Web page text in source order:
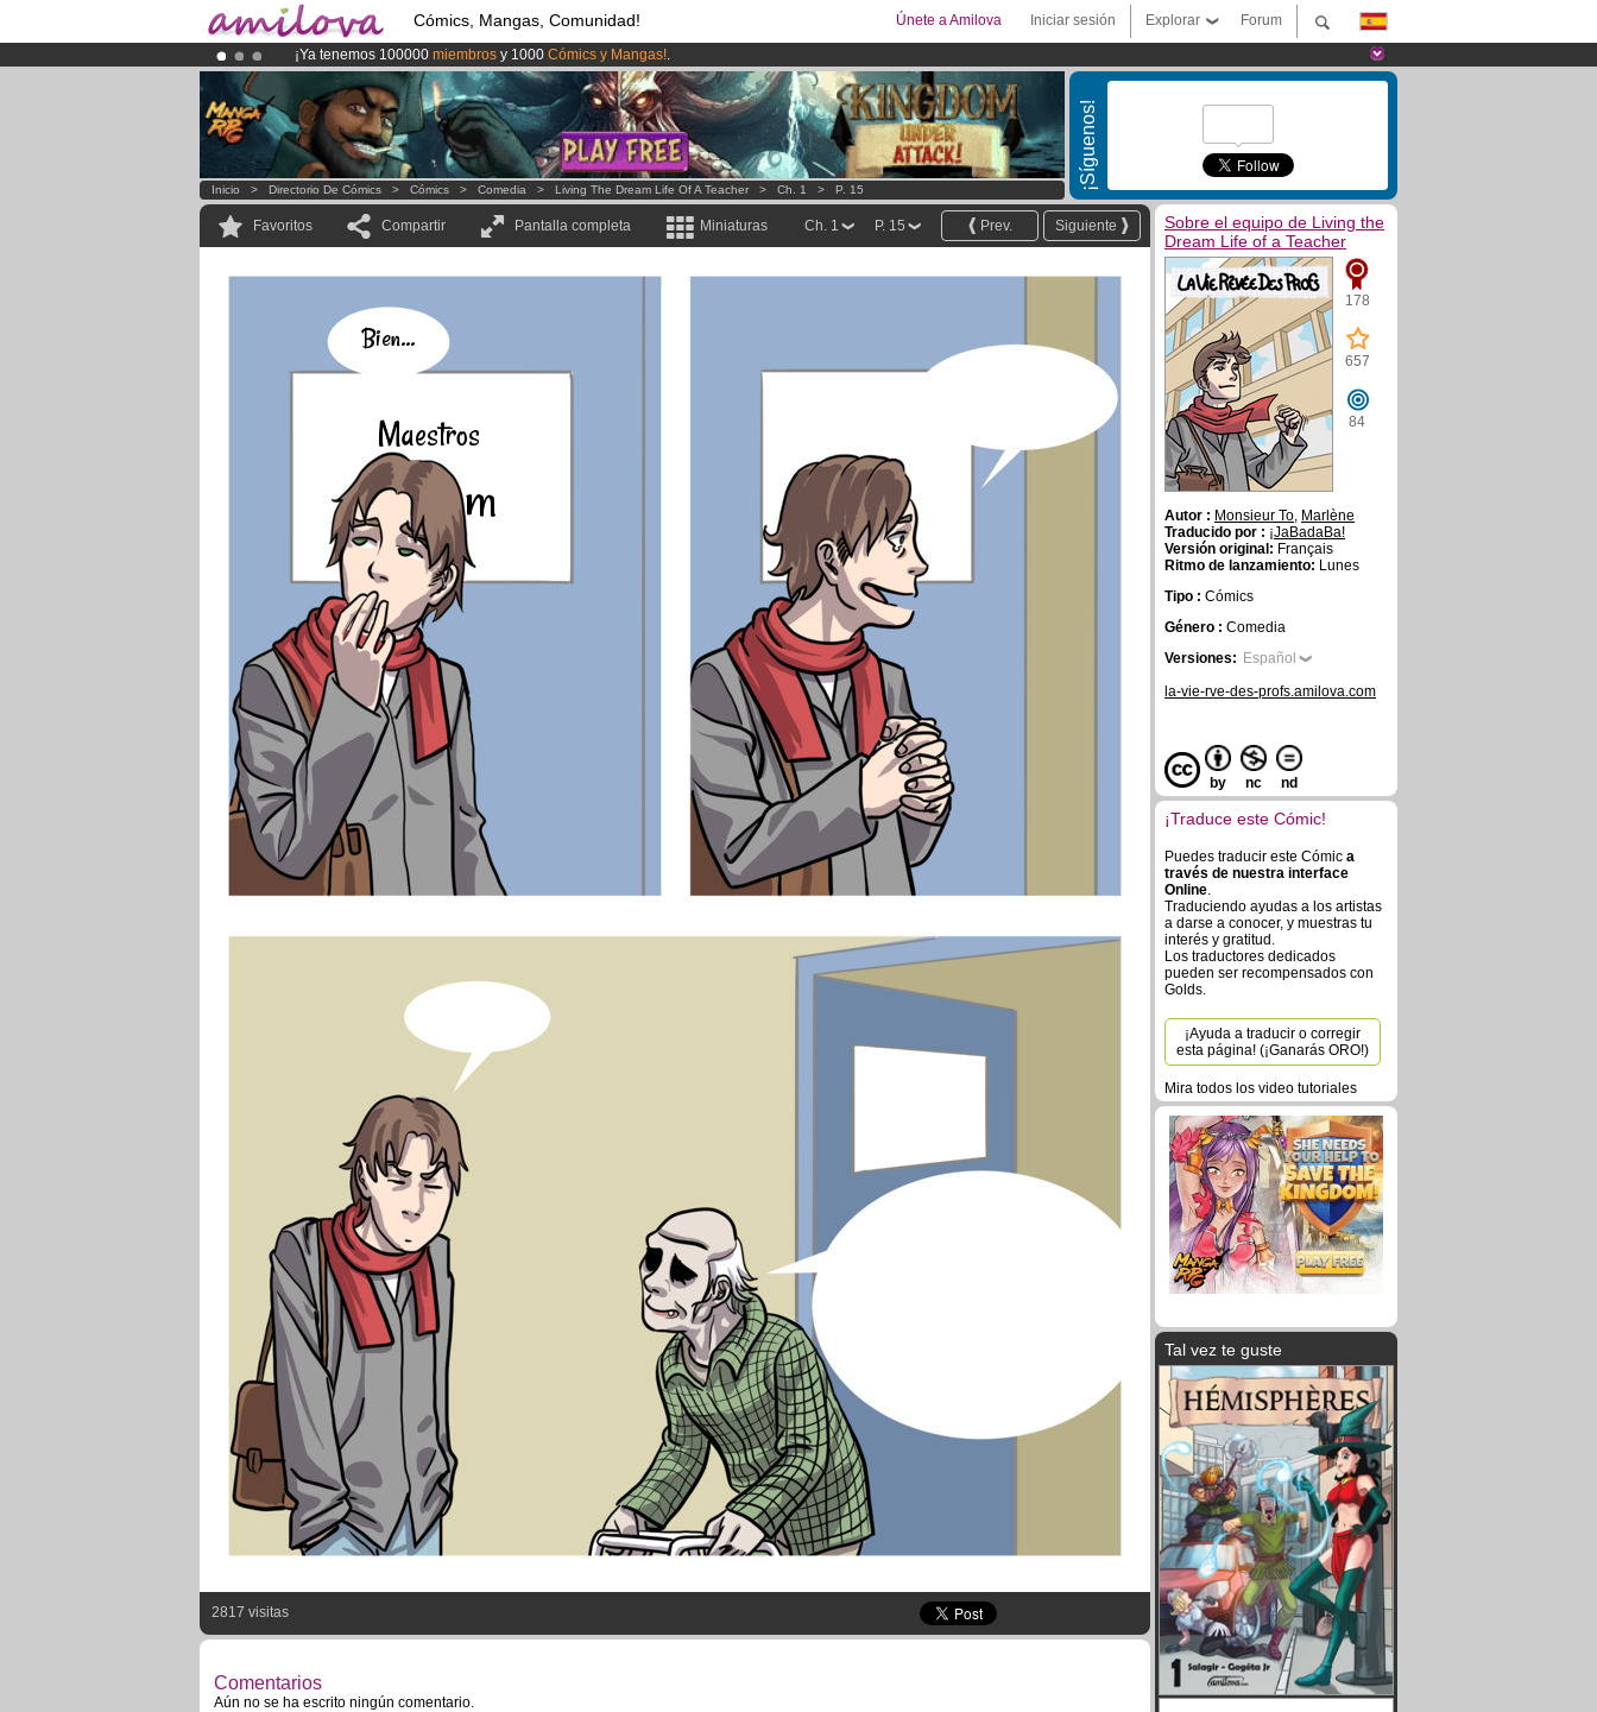
Cómics, Mangas, Comunidad! Forum
Explorar
Iniciar sesión
Únete a Amilova
¡Ya tenemos 100000 miembros y 1000 Cómics y Mangas!.
¡El Kickstarter Amilova está desormado lanzado!.
¡Conviertete en Premium por3.95 euros al mes!Hazte Premium ya
¡Síguenos!
Inicio > Directorio De Cómics > Cómics > Comedia > Living The Dream Life Of A Teacher > Ch. 1 > P. 15
Favoritos Compartir Pantalla completa Miniaturas Siguiente
Prev.
P. 15
Ch. 1
Bien...
Maestros
m
2817 visitas
Comentarios
Aún no se ha escrito ningún comentario.
Sobre el equipo de Living the
Dream Life of a Teacher
178
657
84
Autor : Monsieur To, Marlène
Traducido por : ¡JaBadaBa!
Versión original: Français
Ritmo de lanzamiento: Lunes
Tipo : Cómics
Género : Comedia
Versiones: Español
la-vie-rve-des-profs.amilova.com
by nc nd
¡Traduce este Cómic!
Puedes traducir este Cómic a
través de nuestra interface
Online.
Traduciendo ayudas a los artistas
a darse a conocer, y muestras tu
interés y gratitud.
Los traductores dedicados
pueden ser recompensados con
Golds.
¡Ayuda a traducir o corregir
esta página! (¡Ganarás ORO!)
Mira todos los video tutoriales
Tal vez te guste